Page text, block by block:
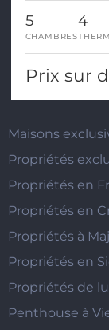
5
CHAMBRES
4
Prix sur
Maisons
Propriétés
Propriétés en
Propriétés en
Propriétés à
Propriétés en
Propriétés de
Penthouse à